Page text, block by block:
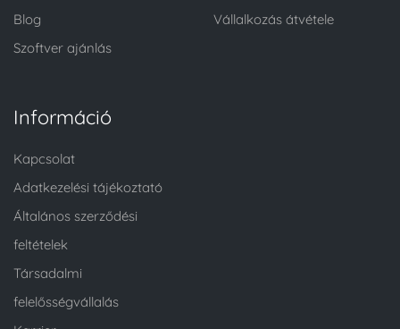
Blog
Szoftver ajánlás
Vállalkozás átvétele
Információ
Kapcsolat
Adatkezelési tájékoztató
Általános szerződési
feltételek
Társadalmi
felelősségvállalás